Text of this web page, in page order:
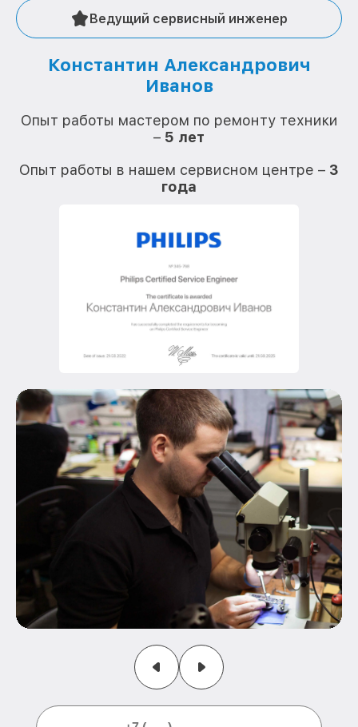
Ведущий сервисный инженер
Константин Александрович
Иванов
Опыт работы мастером по ремонту техники
– 5 лет
Опыт работы в нашем сервисном центре – 3
года